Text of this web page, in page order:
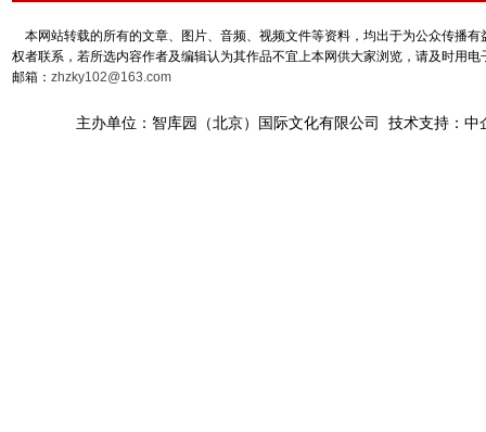
本网站转载的所有的文章、图片、音频、视频文件等资料，均出于为公众传播
权者联系，若所选内容作者及编辑认为其作品不宜上本网供大家浏览，请及时用
邮箱： zhzky102@163.com
主办单位：智库园（北京）国际文化有限公司 技术支持：